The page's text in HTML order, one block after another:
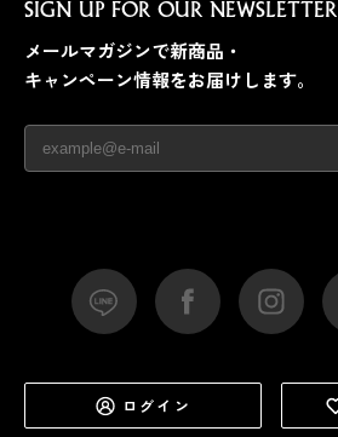
SIGN UP FOR OUR NEWSLETTER
メールマガジンで新商品・
キャンペーン情報をお届けします。
ログイン